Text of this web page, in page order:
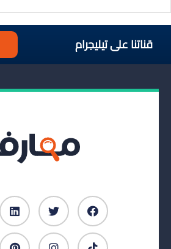
قناتنا على تيليجرام